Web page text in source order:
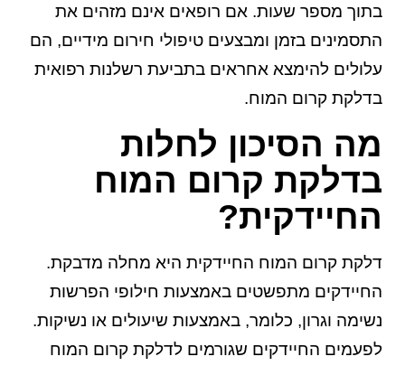
בתוך מספר שעות. אם רופאים אינם מזהים את
התסמינים בזמן ומבצעים טיפולי חירום מידיים, הם
עלולים להימצא אחראים בתביעת רשלנות רפואית
בדלקת קרום המוח.
מה הסיכון לחלות
בדלקת קרום המוח
החיידקית?
דלקת קרום המוח החיידקית היא מחלה מדבקת.
החיידקים מתפשטים באמצעות חילופי הפרשות
נשימה וגרון, כלומר, באמצעות שיעולים או נשיקות.
לפעמים החיידקים שגורמים לדלקת קרום המוח